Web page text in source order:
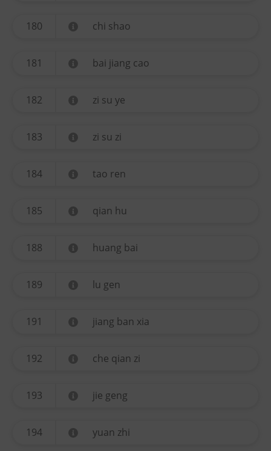
180 chi shao
181 bai jiang cao
182 zi su ye
183 zi su zi
184 tao ren
185 qian hu
188 huang bai
189 lu gen
191 jiang ban xia
192 che qian zi
193 jie geng
194 yuan zhi